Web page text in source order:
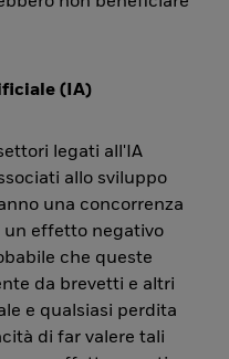
(IA)
legati all'IA
allo sviluppo
una concorrenza
un effetto negativo
che queste
da brevetti e altri
e qualsiasi perdita
di far valere tali